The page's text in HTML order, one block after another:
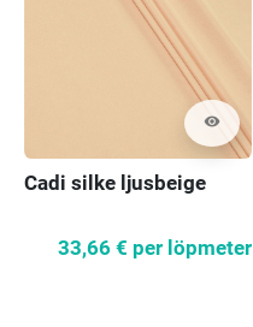
visibility
Cadi silke ljusbeige
33,66 € per löpmeter